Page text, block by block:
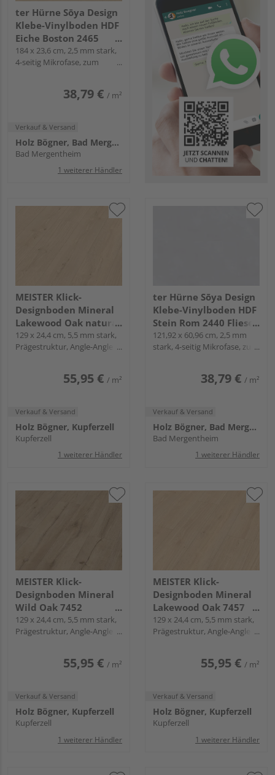
ter Hürne Sōya Design
Klebe-Vinylboden HDF
Eiche Boston 2465
Landhausdiele - WOOD
EDITION
184 x 23,6 cm, 2,5 mm stark,
4-seitig Mikrofase, zum
38,79 € / m²
Verkauf & Versand
Holz Bögner, Bad Mergentheim
Bad Mergentheim
1 weiterer Händler
MEISTER Klick-
Designboden Mineral
Lakewood Oak natural
7456 Landhausdiele -
MeisterDesign.
129 x 24,4 cm, 5,5 mm stark,
Prägestruktur, Angle-Angle /
55,95 € / m²
Verkauf & Versand
Holz Bögner, Kupferzell
Kupferzell
1 weiterer Händler
ter Hürne Sōya Design
Klebe-Vinylboden HDF
Stein Rom 2440 Fliese -
STONE EDITION
121,92 x 60,96 cm, 2,5 mm
stark, 4-seitig Mikrofase, zum
38,79 € / m²
Verkauf & Versand
Holz Bögner, Bad Mergentheim
Bad Mergentheim
1 weiterer Händler
MEISTER Klick-
Designboden Mineral
Wild Oak 7452
Landhausdiele -
MeisterDesign.
129 x 24,4 cm, 5,5 mm stark,
Prägestruktur, Angle-Angle /
55,95 € / m²
Verkauf & Versand
Holz Bögner, Kupferzell
Kupferzell
1 weiterer Händler
MEISTER Klick-
Designboden Mineral
Lakewood Oak 7457
Landhausdiele -
MeisterDesign.
129 x 24,4 cm, 5,5 mm stark,
Prägestruktur, Angle-Angle /
55,95 € / m²
Verkauf & Versand
Holz Bögner, Kupferzell
Kupferzell
1 weiterer Händler